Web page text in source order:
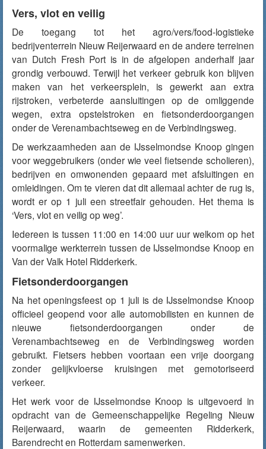
Vers, vlot en veilig
De toegang tot het agro/vers/food-logistieke
bedrijventerrein Nieuw Reijerwaard en de andere terreinen
van Dutch Fresh Port is in de afgelopen anderhalf jaar
grondig verbouwd. Terwijl het verkeer gebruik kon blijven
maken van het verkeersplein, is gewerkt aan extra
rijstroken, verbeterde aansluitingen op de omliggende
wegen, extra opstelstroken en fietsonderdoorgangen
onder de Verenambachtseweg en de Verbindingsweg.
De werkzaamheden aan de IJsselmondse Knoop gingen
voor weggebruikers (onder wie veel fietsende scholieren),
bedrijven en omwonenden gepaard met afsluitingen en
omleidingen. Om te vieren dat dit allemaal achter de rug is,
wordt er op 1 juli een streetfair gehouden. Het thema is
‘Vers, vlot en veilig op weg’.
Iedereen is tussen 11:00 en 14:00 uur uur welkom op het
voormalige werkterrein tussen de IJsselmondse Knoop en
Van der Valk Hotel Ridderkerk.
Fietsonderdoorgangen
Na het openingsfeest op 1 juli is de IJsselmondse Knoop
officieel geopend voor alle automobilisten en kunnen de
nieuwe fietsonderdoorgangen onder de
Verenambachtseweg en de Verbindingsweg worden
gebruikt. Fietsers hebben voortaan een vrije doorgang
zonder gelijkvloerse kruisingen met gemotoriseerd
verkeer.
Het werk voor de IJsselmondse Knoop is uitgevoerd in
opdracht van de Gemeenschappelijke Regeling Nieuw
Reijerwaard, waarin de gemeenten Ridderkerk,
Barendrecht en Rotterdam samenwerken.